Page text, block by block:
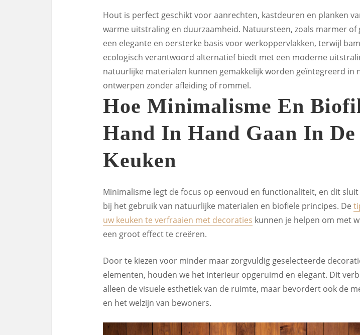
Hout is perfect geschikt voor aanrechten, kastdeuren en planken
warme uitstraling en duurzaamheid. Natuursteen, zoals marmer of
een elegante en oersterke basis voor werkoppervlakken, terwijl
ecologisch verantwoord alternatief biedt met een moderne
natuurlijke materialen kunnen gemakkelijk worden geïntegreerd in
ontwerpen zonder afleiding of rommel.
Hoe Minimalisme En
Hand In Hand Gaan In De
Keuken
Minimalisme legt de focus op eenvoud en functionaliteit, en dit
bij het gebruik van natuurlijke materialen en biofiele principes. De
uw keuken te verfraaien met decoraties kunnen je helpen om met
een groot effect te creëren.
Door te kiezen voor minder maar zorgvuldig geselecteerde
elementen, houden we het interieur opgeruimd en elegant. Dit
alleen de visuele esthetiek van de ruimte, maar bevordert ook de
en het welzijn van bewoners.